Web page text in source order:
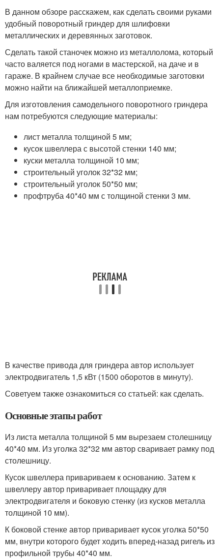
В данном обзоре расскажем, как сделать своими руками
удобный поворотный гриндер для шлифовки
металлических и деревянных заготовок.
Сделать такой станочек можно из металлолома, который
часто валяется под ногами в мастерской, на даче и в
гараже. В крайнем случае все необходимые заготовки
можно найти на ближайшей металлоприемке.
Для изготовления самодельного поворотного гриндера
нам потребуются следующие материалы:
лист металла толщиной 5 мм;
кусок швеллера с высотой стенки 140 мм;
куски металла толщиной 10 мм;
строительный уголок 32*32 мм;
строительный уголок 50*50 мм;
профтруба 40*40 мм с толщиной стенки 3 мм.
В качестве привода для гриндера автор использует
электродвигатель 1,5 кВт (1500 оборотов в минуту).
Советуем также ознакомиться со статьей: как сделать.
Основные этапы работ
Из листа металла толщиной 5 мм вырезаем столешницу
40*40 мм. Из уголка 32*32 мм автор сваривает рамку под
столешницу.
Кусок швеллера привариваем к основанию. Затем к
швеллеру автор приваривает площадку для
электродвигателя и боковую стенку (из кусков металла
толщиной 10 мм).
К боковой стенке автор приваривает кусок уголка 50*50
мм, внутри которого будет ходить вперед-назад ригель из
профильной трубы 40*40 мм.